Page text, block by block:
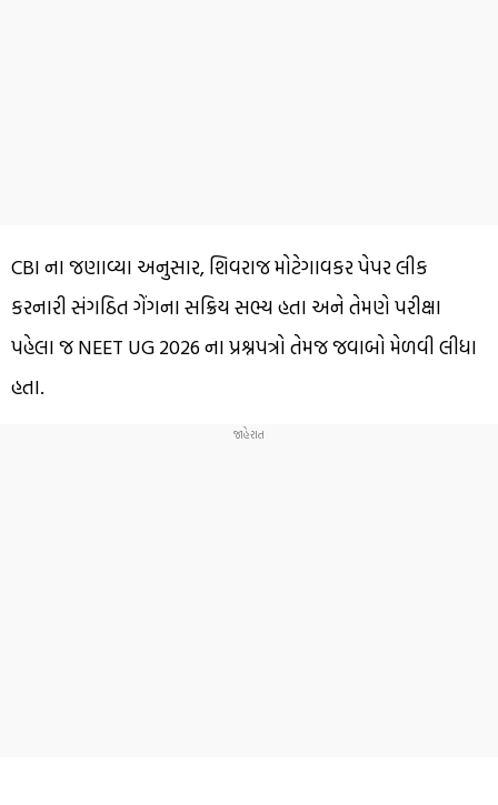
CBI ના જણાવ્યા અનુસાર, શિવરાજ મોટેગાવકર પેપર લીક
કરનારી સંગઠિત ગેંગના સક્રિય સભ્ય હતા અને તેમણે પરીક્ષા
પહેલા જ NEET UG 2026 ના પ્રશ્નપત્રો તેમજ જવાબો મેળવી લીધા
હતા.